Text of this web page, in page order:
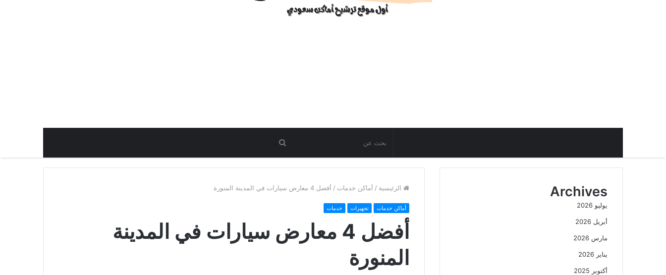
الرئيسية / أماكن خدمات / أفضل 4 معارض سيارات في المدينة المنورة
أماكن خدمات تجهيزات خدمات
أفضل 4 معارض سيارات في المدينة
المنورة
Archives
يوليو 2026
أبريل 2026
مارس 2026
يناير 2026
أكتوبر 2025